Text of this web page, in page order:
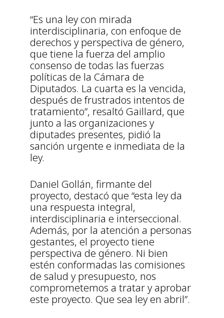
“Es una ley con mirada
interdisciplinaria, con enfoque de
derechos y perspectiva de género,
que tiene la fuerza del amplio
consenso de todas las fuerzas
políticas de la Cámara de
Diputados. La cuarta es la vencida,
después de frustrados intentos de
tratamiento”, resaltó Gaillard, que
junto a las organizaciones y
diputades presentes, pidió la
sanción urgente e inmediata de la
ley.
Daniel Gollán, firmante del
proyecto, destacó que “esta ley da
una respuesta integral,
interdisciplinaria e interseccional.
Además, por la atención a personas
gestantes, el proyecto tiene
perspectiva de género. Ni bien
estén conformadas las comisiones
de salud y presupuesto, nos
comprometemos a tratar y aprobar
este proyecto. Que sea ley en abril”.